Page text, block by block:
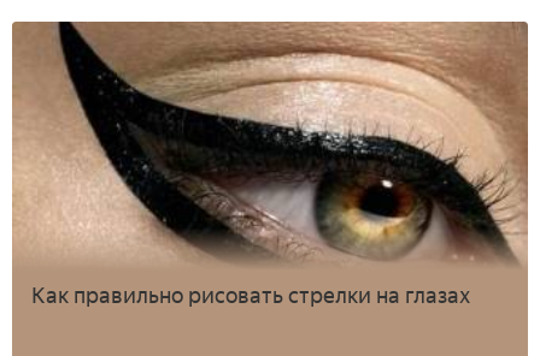
Как правильно рисовать стрелки на глазах